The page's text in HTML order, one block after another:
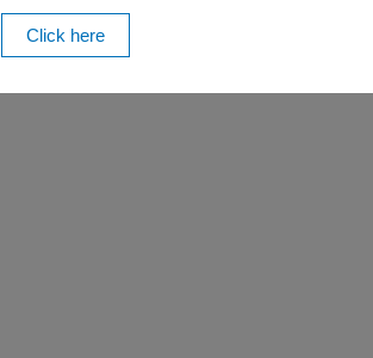
Click here